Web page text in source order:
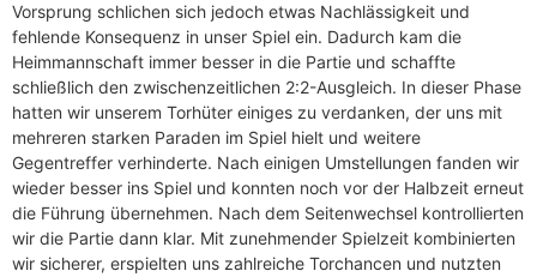
Vorsprung schlichen sich jedoch etwas Nachlässigkeit und
fehlende Konsequenz in unser Spiel ein. Dadurch kam die
Heimmannschaft immer besser in die Partie und schaffte
schließlich den zwischenzeitlichen 2:2-Ausgleich. In dieser Phase
hatten wir unserem Torhüter einiges zu verdanken, der uns mit
mehreren starken Paraden im Spiel hielt und weitere
Gegentreffer verhinderte. Nach einigen Umstellungen fanden wir
wieder besser ins Spiel und konnten noch vor der Halbzeit erneut
die Führung übernehmen. Nach dem Seitenwechsel kontrollierten
wir die Partie dann klar. Mit zunehmender Spielzeit kombinierten
wir sicherer, erspielten uns zahlreiche Torchancen und nutzten